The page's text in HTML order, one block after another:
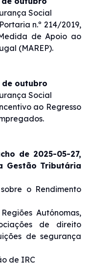
Social
n.º 214/2019,
de Apoio ao
(MAREP).
de outubro
Social
ao Regresso
de 2025-05-27,
Gestão Tributária
o Rendimento
Autónomas,
de direito
de segurança
de IRC